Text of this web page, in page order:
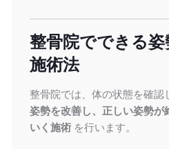
整骨院でできる
施術法
整骨院では、体の状態を確認
姿勢を改善し、正しい姿勢が
いく施術を行います。